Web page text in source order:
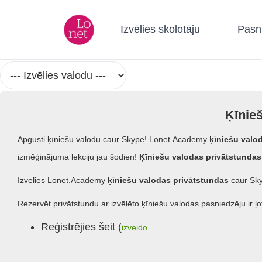
Izvēlies skolotāju
Apgūsti ķīniešu valodu caur Skype! Lonet.Academy ķīniešu
izmēģinājuma lekciju jau šodien! Ķīniešu valodas
Izvēlies Lonet.Academy ķīniešu valodas privātstundas caur
Rezervēt privātstundu ar izvēlēto ķīniešu valodas pasniedzēju ir
Reģistrējies šeit (izveido